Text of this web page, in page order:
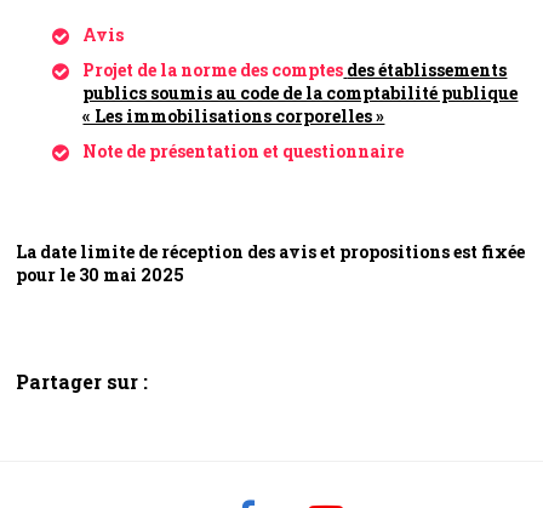
Avis
Projet de la norme des comptes des établissements
publics soumis au code de la comptabilité publique
« Les immobilisations corporelles »
Note de présentation et questionnaire
La date limite de réception des avis et propositions est fixée
pourle 30 mai 2025
Partager sur :